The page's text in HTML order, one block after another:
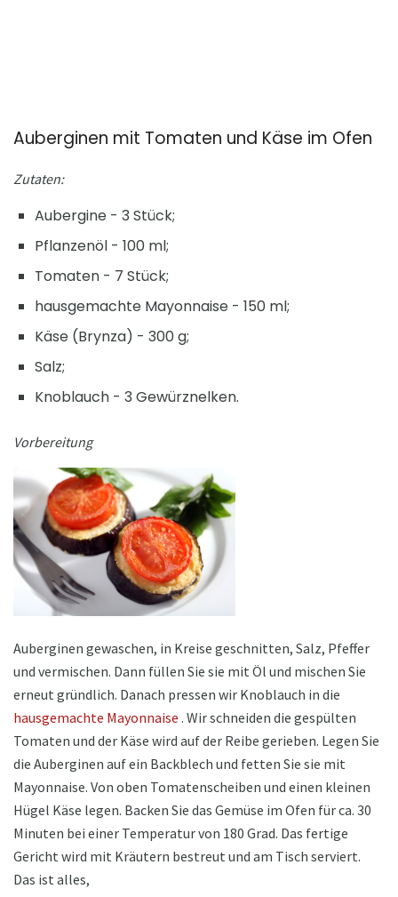
Auberginen mit Tomaten und Käse im Ofen
Zutaten:
Aubergine - 3 Stück;
Pflanzenöl - 100 ml;
Tomaten - 7 Stück;
hausgemachte Mayonnaise - 150 ml;
Käse (Brynza) - 300 g;
Salz;
Knoblauch - 3 Gewürznelken.
Vorbereitung
Auberginen gewaschen, in Kreise geschnitten, Salz, Pfeffer
und vermischen. Dann füllen Sie sie mit Öl und mischen Sie
erneut gründlich. Danach pressen wir Knoblauch in die
hausgemachte Mayonnaise . Wir schneiden die gespülten
Tomaten und der Käse wird auf der Reibe gerieben. Legen Sie
die Auberginen auf ein Backblech und fetten Sie sie mit
Mayonnaise. Von oben Tomatenscheiben und einen kleinen
Hügel Käse legen. Backen Sie das Gemüse im Ofen für ca. 30
Minuten bei einer Temperatur von 180 Grad. Das fertige
Gericht wird mit Kräutern bestreut und am Tisch serviert.
Das ist alles,